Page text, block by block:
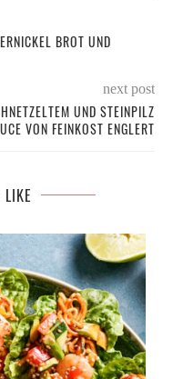
BROT UND
next post
UND STEINPILZ
VON FEINKOST ENGLERT